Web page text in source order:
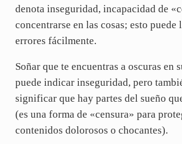
denota inseguridad, incapacidad de
concentrarse en las cosas; esto puede
errores fácilmente.
Soñar que te encuentras a oscuras en
puede indicar inseguridad, pero
significar que hay partes del sueño
(es una forma de «censura» para
contenidos dolorosos o chocantes).